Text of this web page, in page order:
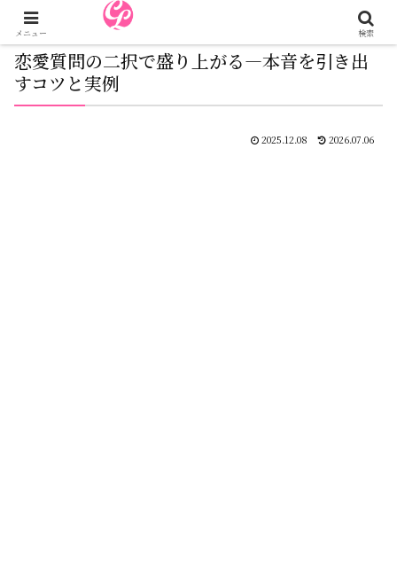
恋愛質問の二択で盛り上がる―本音を引き出
すコツと実例
2025.12.08 2026.07.06
メニュー 検索